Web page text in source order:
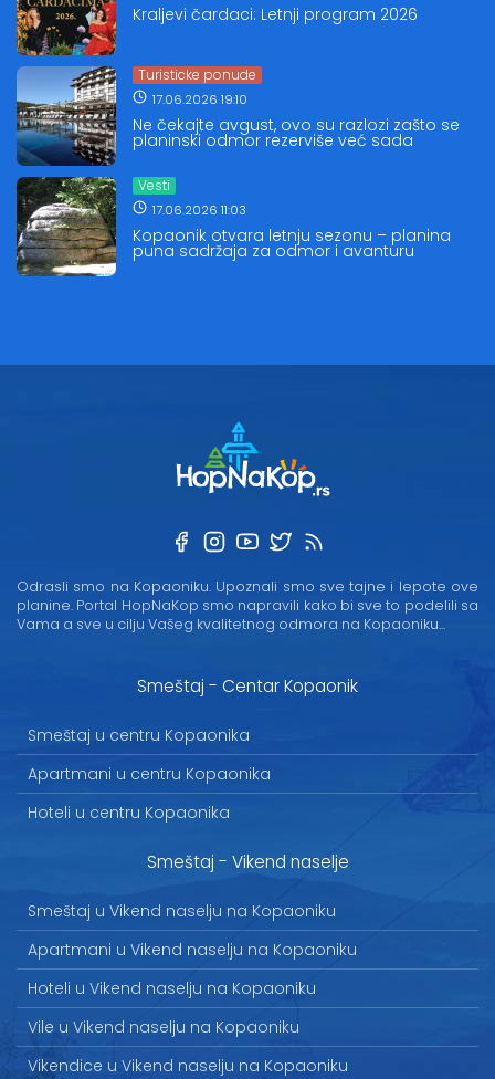
Kraljevi čardaci: Letnji program 2026
Turisticke ponude
17.06.2026 19:10
Ne čekajte avgust, ovo su razlozi zašto se
planinski odmor rezerviše već sada
Vesti
17.06.2026 11:03
Kopaonik otvara letnju sezonu – planina
puna sadržaja za odmor i avanturu
Odrasli smo na Kopaoniku. Upoznali smo sve tajne i lepote ove
planine. Portal HopNaKop smo napravili kako bi sve to podelili sa
Vama a sve u cilju Vašeg kvalitetnog odmora na Kopaoniku...
Smeštaj - Centar Kopaonik
Smeštaj u centru Kopaonika
Apartmani u centru Kopaonika
Hoteli u centru Kopaonika
Smeštaj - Vikend naselje
Smeštaj u Vikend naselju na Kopaoniku
Apartmani u Vikend naselju na Kopaoniku
Hoteli u Vikend naselju na Kopaoniku
Vile u Vikend naselju na Kopaoniku
Vikendice u Vikend naselju na Kopaoniku